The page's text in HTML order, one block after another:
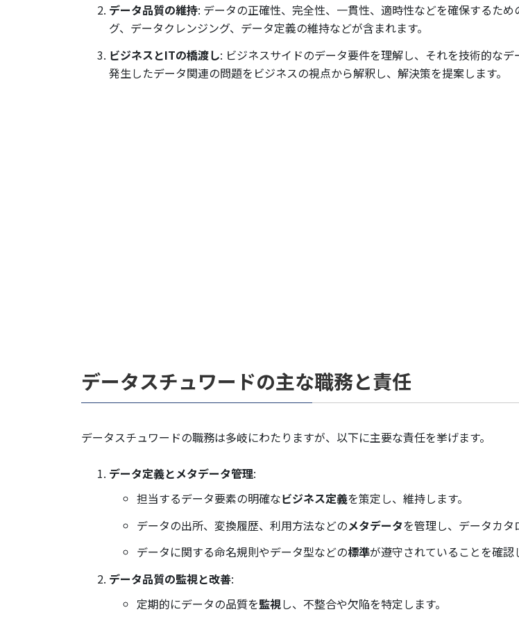
データ品質の維持: データの正確性、完全性、一貫性、適時性などを確保するた
グ、データクレンジング、データ定義の維持などが含まれます。
ビジネスとITの橋渡し: ビジネスサイドのデータ要件を理解し、それを技術的な
発生したデータ関連の問題をビジネスの視点から解釈し、解決策を提案します。
データスチュワードの主な職務と責任
データスチュワードの職務は多岐にわたりますが、以下に主要な責任を挙げます。
データ定義とメタデータ管理:
担当するデータ要素の明確なビジネス定義を策定し、維持します。
データの出所、変換履歴、利用方法などのメタデータを管理し、データカタ
データに関する命名規則やデータ型などの標準が遵守されていることを確認
データ品質の監視と改善:
定期的にデータの品質を監視し、不整合や欠陥を特定します。